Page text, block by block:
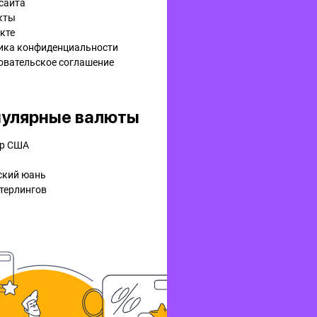
конфиденциальности
соглашение
валюты
США
юань